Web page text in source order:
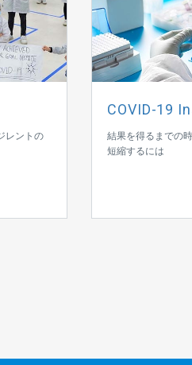
レントの
COVID-19
結果を得るまでの
短縮するには